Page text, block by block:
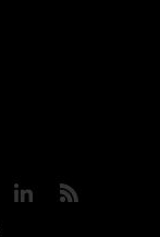
PinterestLinkedIn